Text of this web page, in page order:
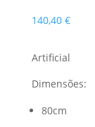
140,40 €
Artificial
Dimensões:
80cm